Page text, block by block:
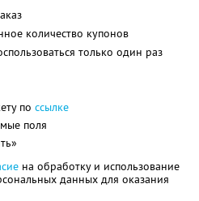
количество купонов
только один раз
по ссылке
поля
на обработку и использование
данных для оказания